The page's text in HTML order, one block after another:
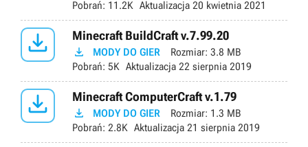
Pobrań: 11.2K Aktualizacja 20 kwietnia 2021
 Minecraft BuildCraft v.7.99.20
 MODY DO GIER Rozmiar: 3.8 MB
Pobrań: 5K Aktualizacja 22 sierpnia 2019
 Minecraft ComputerCraft v.1.79
 MODY DO GIER Rozmiar: 1.3 MB
Pobrań: 2.8K Aktualizacja 21 sierpnia 2019